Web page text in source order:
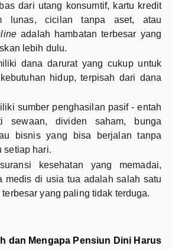
dari utang konsumtif, kartu kredit
lunas, cicilan tanpa aset, atau
adalah hambatan terbesar yang
lebih dulu.
dana darurat yang cukup untuk
hidup, terpisah dari dana
sumber penghasilan pasif - entah
sewaan, dividen saham, bunga
bisnis yang bisa berjalan tanpa
setiap hari.
kesehatan yang memadai,
medis di usia tua adalah salah satu
yang paling tidak terduga.
dan Mengapa Pensiun Dini Harus